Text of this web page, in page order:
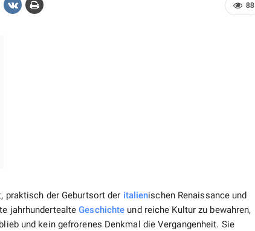
88
praktisch der Geburtsort der italienischen Renaissance und
jahrhundertealteGeschichte und reiche Kultur zu bewahren,
und kein gefrorenes Denkmal die Vergangenheit. Sie